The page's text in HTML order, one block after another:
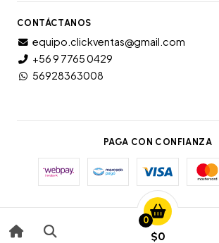
0
$0
CONTÁCTANOS
equipo.clickventas@gmail.com
+56 9 7765 0429
56928363008
PAGA CON CONFIANZA